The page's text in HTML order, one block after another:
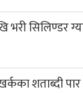
भरी सिलिण्डर
शताब्दी